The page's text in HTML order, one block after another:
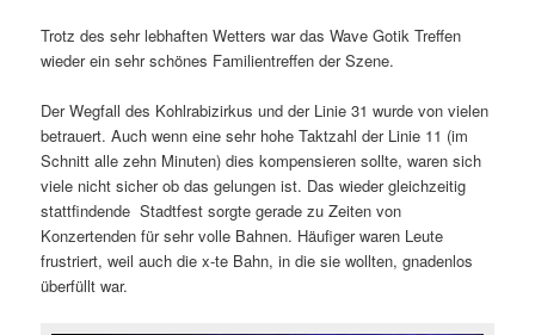
Trotz des sehr lebhaften Wetters war das Wave Gotik Treffen
wieder ein sehr schönes Familientreffen der Szene.
Der Wegfall des Kohlrabizirkus und der Linie 31 wurde von vielen
betrauert. Auch wenn eine sehr hohe Taktzahl der Linie 11 (im
Schnitt alle zehn Minuten) dies kompensieren sollte, waren sich
viele nicht sicher ob das gelungen ist. Das wieder gleichzeitig
stattfindende Stadtfest sorgte gerade zu Zeiten von
Konzertenden für sehr volle Bahnen. Häufiger waren Leute
frustriert, weil auch die x-te Bahn, in die sie wollten, gnadenlos
überfüllt war.